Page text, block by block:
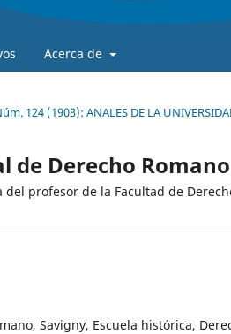
Acerca de
124 (1903): ANALES DE LA
de Derecho Romano
profesor de la Facultad de
Savigny, Escuela histórica,